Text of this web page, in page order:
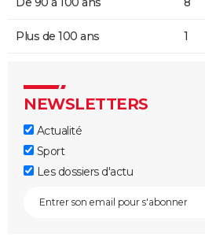
Plus de 100 ans 1
NEWSLETTERS
Actualité
Sport
Les dossiers d'actu